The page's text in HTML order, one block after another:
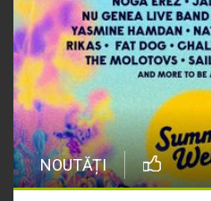
NOUTĂȚI